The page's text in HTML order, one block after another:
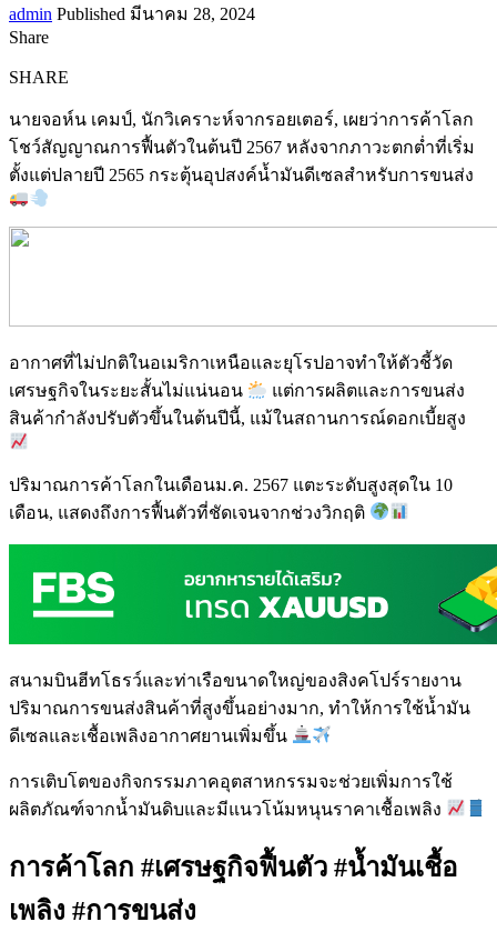
admin Published มีนาคม 28, 2024
Share
SHARE
นายจอห์น เคมป์, นักวิเคราะห์จากรอยเตอร์, เผยว่าการค้าโลก
โชว์สัญญาณการฟื้นตัวในต้นปี 2567 หลังจากภาวะตกต่ำที่เริ่ม
ตั้งแต่ปลายปี 2565 กระตุ้นอุปสงค์น้ำมันดีเซลสำหรับการขนส่ง
อากาศที่ไม่ปกติในอเมริกาเหนือและยุโรปอาจทำให้ตัวชี้วัด
เศรษฐกิจในระยะสั้นไม่แน่นอน
แต่การผลิตและการขนส่ง
สินค้ากำลังปรับตัวขึ้นในต้นปีนี้, แม้ในสถานการณ์ดอกเบี้ยสูง
ปริมาณการค้าโลกในเดือนม.ค. 2567 แตะระดับสูงสุดใน 10
เดือน, แสดงถึงการฟื้นตัวที่ชัดเจนจากช่วงวิกฤติ
สนามบินฮีทโธรว์และท่าเรือขนาดใหญ่ของสิงคโปร์รายงาน
ปริมาณการขนส่งสินค้าที่สูงขึ้นอย่างมาก, ทำให้การใช้น้ำมัน
ดีเซลและเชื้อเพลิงอากาศยานเพิ่มขึ้น
การเติบโตของกิจกรรมภาคอุตสาหกรรมจะช่วยเพิ่มการใช้
ผลิตภัณฑ์จากน้ำมันดิบและมีแนวโน้มหนุนราคาเชื้อเพลิง
การค้าโลก #เศรษฐกิจฟื้นตัว #น้ำมันเชื้อ
เพลิง #การขนส่ง